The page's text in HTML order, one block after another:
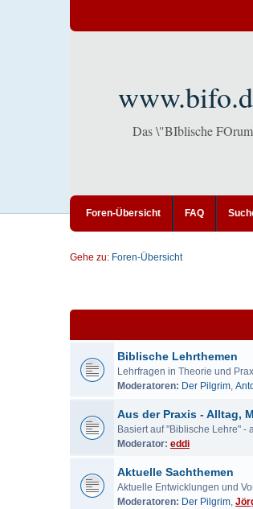
Das \"BIblische
Foren-Übersicht FAQ
Gehe zu: Foren-Übersicht
Biblische Lehrthemen
Lehrfragen in Theorie und
Moderatoren: Der Pilgrim,
Aus der Praxis - Alltag,
Basiert auf "Biblische Lehre" -
Moderator: eddi
Aktuelle Sachthemen
Aktuelle Entwicklungen und
Moderatoren: Der Pilgrim,